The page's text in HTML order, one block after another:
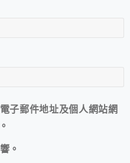
子郵件地址及個人網站網
。